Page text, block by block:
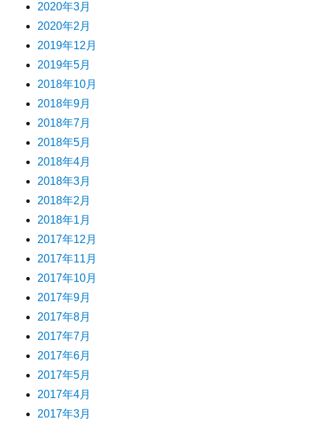
2020年3月
2020年2月
2019年12月
2019年5月
2018年10月
2018年9月
2018年7月
2018年5月
2018年4月
2018年3月
2018年2月
2018年1月
2017年12月
2017年11月
2017年10月
2017年9月
2017年8月
2017年7月
2017年6月
2017年5月
2017年4月
2017年3月